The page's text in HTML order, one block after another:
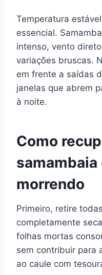
Temperatura
essencial.
intenso, vento
variações bruscas.
em frente a saídas
janelas que abrem
à noite.
Como
samambaia
morrendo
Primeiro, retire
completamente
folhas mortas
sem contribuir para
ao caule com